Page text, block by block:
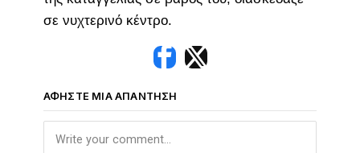
σε νυχτερινό κέντρο.
ΑΦΉΣΤΕ ΜΙΑ ΑΠΆΝΤΗΣΗ